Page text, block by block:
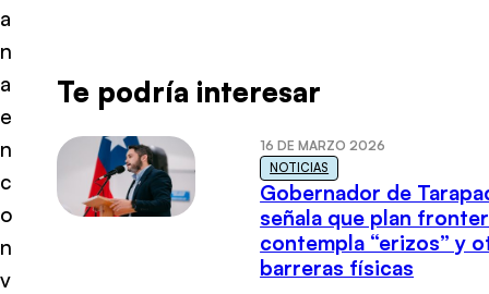
a
n
a
e
n
c
o
n
v
Te podría interesar
16 DE MARZO 2026
NOTICIAS
Gobernador de
señala que plan
contempla “erizos” y
barreras físicas